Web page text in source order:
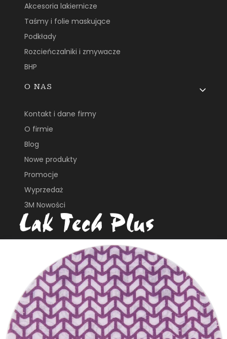
Akcesoria lakiernicze
Taśmy i folie maskujące
Podkłady
Rozcieńczalniki i zmywacze
BHP
O NAS
Kontakt i dane firmy
O firmie
Blog
Nowe produkty
Promocje
Wyprzedaż
3M Nowości
ul. Płochocińska 113B
03-044, Warszawa
e_biuro@laktech.pl
+ 48 501 737 002
+48 509 747 435